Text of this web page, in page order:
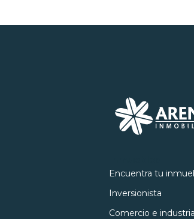
Encuentra tu
Inversionista
Comercio e industria